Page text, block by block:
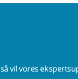
så vil vores